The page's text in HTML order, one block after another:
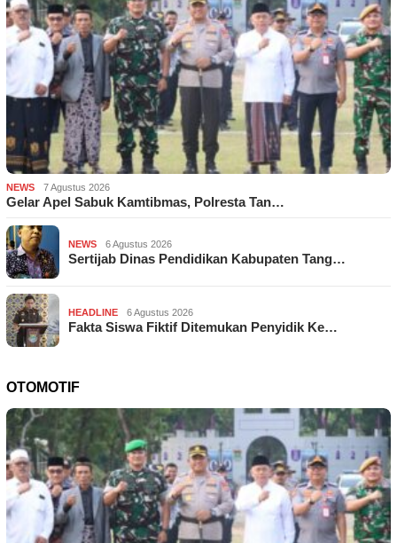
NEWS 7 Agustus 2026
Gelar Apel Sabuk Kamtibmas, Polresta Tan…
NEWS 6 Agustus 2026
Sertijab Dinas Pendidikan Kabupaten Tang…
HEADLINE 6 Agustus 2026
Fakta Siswa Fiktif Ditemukan Penyidik Ke…
OTOMOTIF